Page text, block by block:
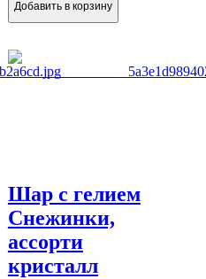
Шар с гелием
Снежинки,
ассорти
кристалл